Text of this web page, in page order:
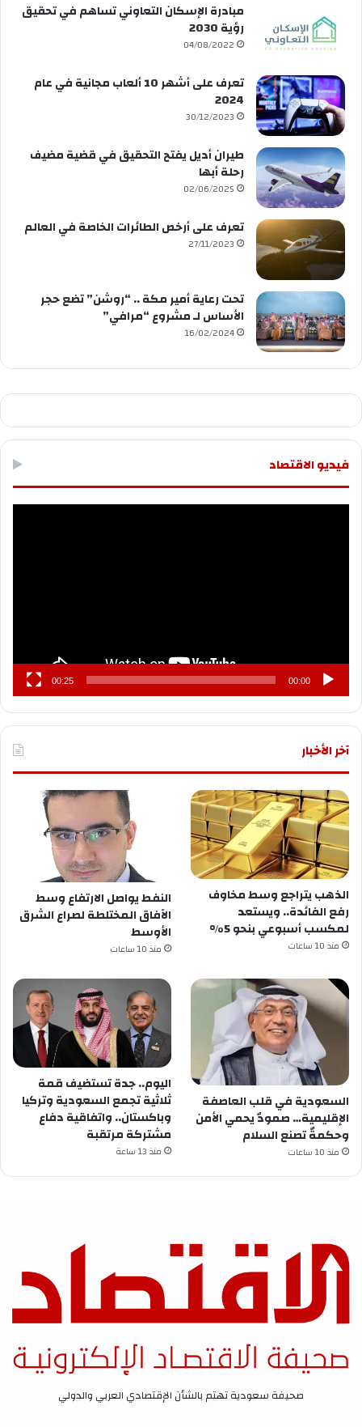
مبادرة الإسكان التعاوني تساهم في تحقيق
رؤية 2030
04/08/2022
تعرف على أشهر 10 ألعاب مجانية في عام
2024
30/12/2023
طيران أديل يفتح التحقيق في قضية مضيف
رحلة أبها
02/06/2025
تعرف على أرخص الطائرات الخاصة في العالم
27/11/2023
تحت رعاية أمير مكة .. “روشن” تضع حجر
الأساس لـ مشروع “مرافي”
16/02/2024
فيديو الاقتصاد
00:00
00:25
آخر الأخبار
الذهب يتراجع وسط مخاوف
رفع الفائدة.. ويستعد
لمكسب أسبوعي بنحو 5%
منذ 10 ساعات
النفط يواصل الارتفاع وسط
الآفاق المختلطة لصراع الشرق
الأوسط
منذ 10 ساعات
السعودية في قلب العاصفة
الإقليمية… صمودٌ يحمي الأمن
وحكمةٌ تصنع السلام
منذ 10 ساعات
اليوم.. جدة تستضيف قمة
ثلاثية تجمع السعودية وتركيا
وباكستان.. واتفاقية دفاع
مشتركة مرتقبة
منذ 13 ساعة
صحيفة سعودية تهتم بالشأن الإقتصادي العربي والدولي